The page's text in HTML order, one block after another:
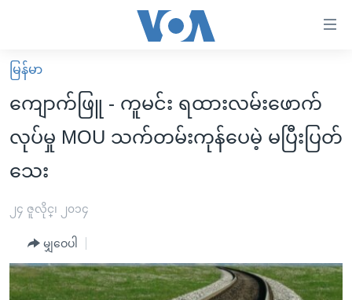
လွယ်ကူ
စေ
သည့်
Link
များ
ပင်မ
ကျော်
ကြည့်
မူလစာမျက်နှာ
မြန်မာ
ကမ္ဘာ့သတင်းများ
နိုင်ငံတကာ
အစ္စရေး-ပါလက်စတိုင်း
ဗွီဒီယို
အင်္ဂလိပ်စာလေ့လာမယ်
အမေရိကန်သုံးအီဒီယံ
အပတ်စဉ်ကဏ္ဍများ
မြန်မာ
ကျောက်ဖြူ - ကူမင်း ရထားလမ်းဖောက်
လုပ်မှု MOU သက်တမ်းကုန်ပေမဲ့ မပြီးပြတ်
သေး
၂၄ ဇူလိုင္၊ ၂၀၁၄
မျှဝေပါ